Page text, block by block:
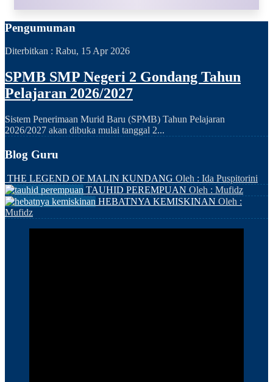
Pengumuman
Diterbitkan : Rabu, 15 Apr 2026
SPMB SMP Negeri 2 Gondang Tahun
Pelajaran 2026/2027
Sistem Penerimaan Murid Baru (SPMB) Tahun Pelajaran
2026/2027 akan dibuka mulai tanggal 2...
Blog Guru
THE LEGEND OF MALIN KUNDANG Oleh : Ida Puspitorini
TAUHID PEREMPUAN Oleh : Mufidz
HEBATNYA KEMISKINAN Oleh :
Mufidz